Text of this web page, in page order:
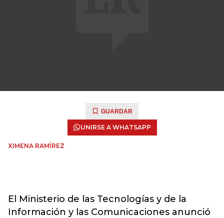
GUARDAR
UNIRSE A WHATSAPP
XIMENA RAMÍREZ
El Ministerio de las Tecnologías y de la
Información y las Comunicaciones anunció